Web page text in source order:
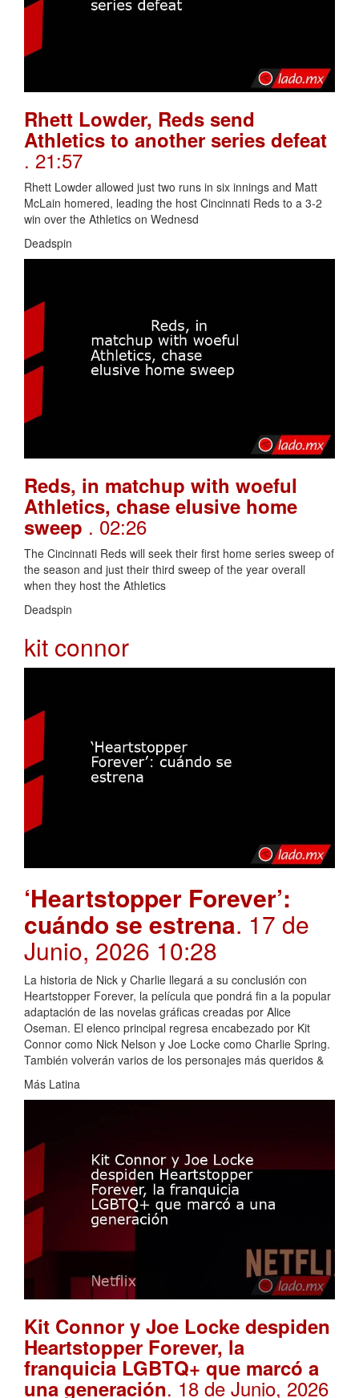
Rhett Lowder, Reds send
Athletics to another series defeat
. 21:57
Rhett Lowder allowed just two runs in six innings and Matt
McLain homered, leading the host Cincinnati Reds to a 3-2
win over the Athletics on Wednesd
Deadspin
Reds, in matchup with woeful
Athletics, chase elusive home
sweep . 02:26
The Cincinnati Reds will seek their first home series sweep of
the season and just their third sweep of the year overall
when they host the Athletics
Deadspin
kit connor
‘Heartstopper Forever’:
cuándo se estrena. 17 de
Junio, 2026 10:28
La historia de Nick y Charlie llegará a su conclusión con
Heartstopper Forever, la película que pondrá fin a la popular
adaptación de las novelas gráficas creadas por Alice
Oseman. El elenco principal regresa encabezado por Kit
Connor como Nick Nelson y Joe Locke como Charlie Spring.
También volverán varios de los personajes más queridos &
Más Latina
Kit Connor y Joe Locke despiden
Heartstopper Forever, la
franquicia LGBTQ+ que marcó a
una generación. 18 de Junio, 2026